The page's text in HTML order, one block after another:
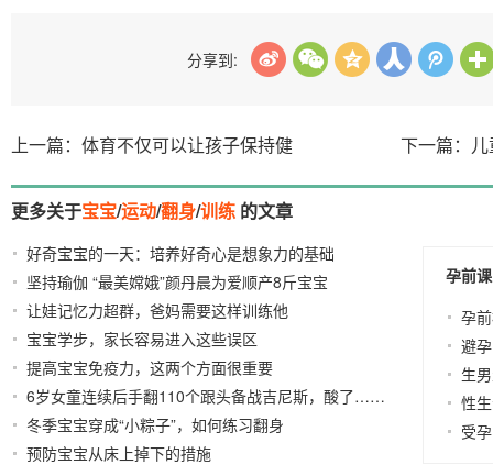
分享到:
上一篇：体育不仅可以让孩子保持健 下一篇：
更多关于宝宝/运动/翻身/训练 的文章
好奇宝宝的一天：培养好奇心是想象力的基础
17
坚持瑜伽 “最美嫦娥”颜丹晨为爱顺产8斤宝宝
07
让娃记忆力超群，爸妈需要这样训练他
宝宝学步，家长容易进入这些误区
提高宝宝免疫力，这两个方面很重要
6岁女童连续后手翻110个跟头备战吉尼斯，酸了……
2021-07-12
冬季宝宝穿成“小粽子”，如何练习翻身
预防宝宝从床上掉下的措施
孕前
孕
避孕
生
性
受孕